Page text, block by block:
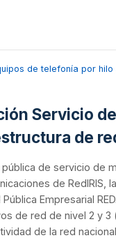
de telefonía por
Servicio
de
de servicio de
de RedIRIS,
Pública Empresarial
de red de nivel 2 y 3
de la red